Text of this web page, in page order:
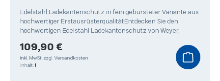
Edelstahl Ladekantenschutz in fein gebürsteter Variante aus
hochwertiger ErstausrüsterqualitätEntdecken Sie den
hochwertigen Edelstahl Ladekantenschutz von Weyer,
Regulärer Preis:
109,90 €
inkl. MwSt. zzgl. Versandkosten
Inhalt: 1